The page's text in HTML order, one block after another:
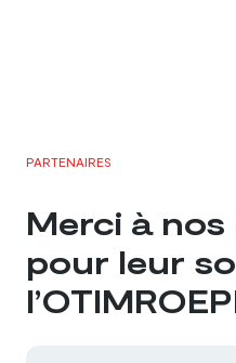
PARTENAIRES
Merci à
pour leur